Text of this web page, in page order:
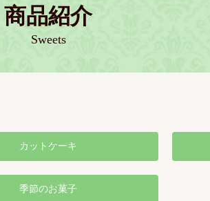
商品紹介
Sweets
カットケーキ
季節のお菓子